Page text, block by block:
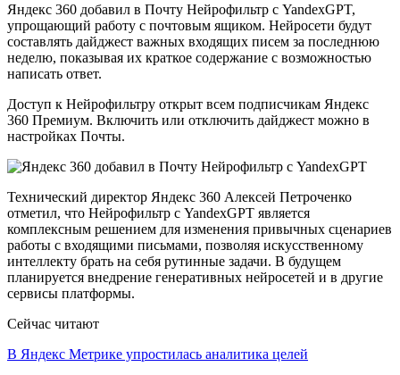
Яндекс 360 добавил в Почту Нейрофильтр с YandexGPT,
упрощающий работу с почтовым ящиком. Нейросети будут
составлять дайджест важных входящих писем за последнюю
неделю, показывая их краткое содержание с возможностью
написать ответ.
Доступ к Нейрофильтру открыт всем подписчикам Яндекс
360 Премиум. Включить или отключить дайджест можно в
настройках Почты.
Технический директор Яндекс 360 Алексей Петроченко
отметил, что Нейрофильтр с YandexGPT является
комплексным решением для изменения привычных сценариев
работы с входящими письмами, позволяя искусственному
интеллекту брать на себя рутинные задачи. В будущем
планируется внедрение генеративных нейросетей и в другие
сервисы платформы.
Сейчас читают
В Яндекс Метрике упростилась аналитика целей